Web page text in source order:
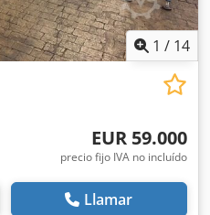
1 / 14
EUR 59.000
precio fijo IVA no incluído
Llamar